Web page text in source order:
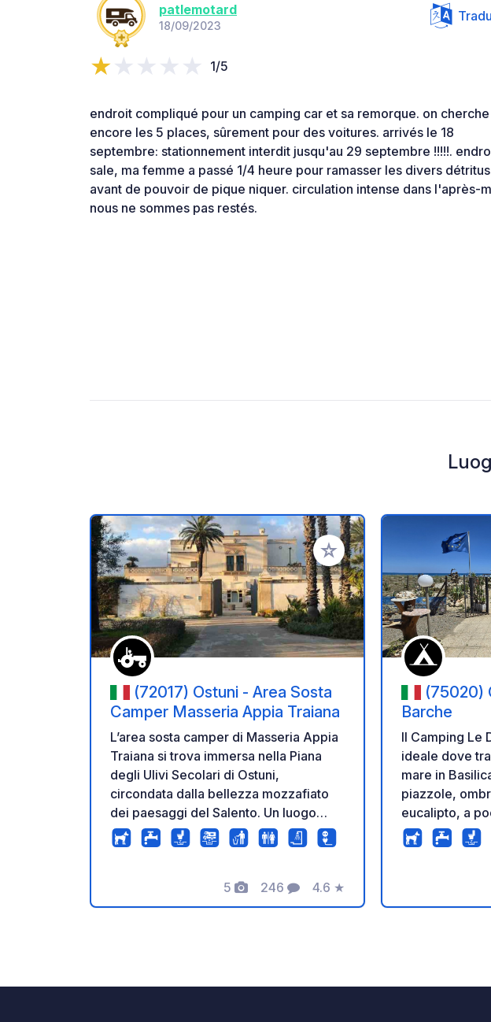
patlemotard
18/09/2023
1/5
endroit compliqué pour un camping car et sa remorque. on cherche
encore les 5 places, sûrement pour des voitures. arrivés le 18
septembre: stationnement interdit jusqu'au 29 septembre !!!!!.
sale, ma femme a passé 1/4 heure pour ramasser les divers détritus
avant de pouvoir de pique niquer. circulation intense dans l'après-
nous ne sommes pas restés.
Aggiungi ai tuoi preferiti
(72017) Ostuni - Area Sosta
Camper Masseria Appia Traiana
L’area sosta camper di Masseria Appia
Traiana si trova immersa nella Piana
degli Ulivi Secolari di Ostuni,
circondata dalla bellezza mozzafiato
dei paesaggi del Salento. Un luogo
tranquillo e accogliente, ideale per chi
desidera sostare in mezzo alla natura e
Tariffe: 30 € al giorno. La tariffa
giornaliera non comprende la tassa di
5
Foto
246
Commenti
4.6
Valutazione
★
(75020)
Barche
Il Camping Le
ideale dove
mare in Basilicata. Troverai
piazzole,
eucalipto, a
incontaminata
dorata, per un
nostre offerte
contattaci via